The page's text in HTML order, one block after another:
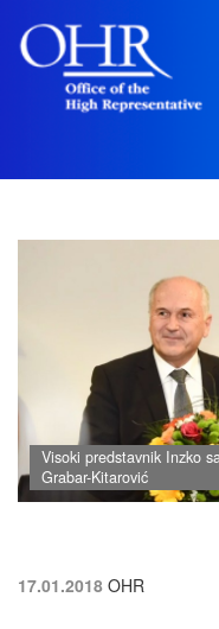
Visoki predstavnik Inzko
Grabar-Kitarović
17.01.2018 OHR